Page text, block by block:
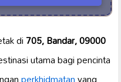
di705, Bandar, 09000
utama bagi pencinta